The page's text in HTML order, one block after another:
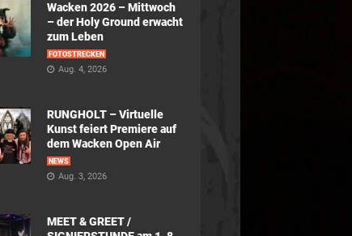
Wacken 2026 – Mittwoch
– der Holy Ground erwacht
zum Leben
FOTOSTRECKEN
Aug. 4, 2026
RUNGHOLT – Virtuelle
Kunst feiert Premiere auf
dem Wacken Open Air
NEWS
Aug. 3, 2026
MEET & GREET /